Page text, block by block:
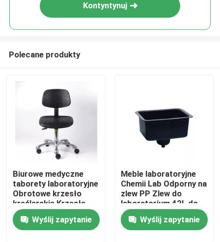
Dom
Produkty
Kontyntynuj
Polecane produkty
Biurowe medyczne
taborety laboratoryjne
Obrotowe krzesło
kreślarskie Krzesła
laboratoryjne i stołki
kwadratowe
Wyślij zapytanie
Meble laboratoryjne
Chemii Lab Odporny na
zlew PP Zlew do
laboratorium 42L do
125L
Wyślij zapytanie